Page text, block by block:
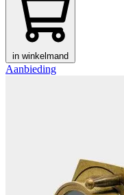
in winkelmand
Aanbieding